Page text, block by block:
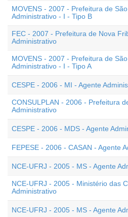
MOVENS - 2007 - Prefeitura de
Administrativo - I - Tipo B
FEC - 2007 - Prefeitura de Nova
Administrativo
MOVENS - 2007 - Prefeitura de
Administrativo - I - Tipo A
CESPE - 2006 - MI - Agente
CONSULPLAN - 2006 - Prefeitura
Administrativo
CESPE - 2006 - MDS - Agente
FEPESE - 2006 - CASAN - Agente
NCE-UFRJ - 2005 - MS - Agente
NCE-UFRJ - 2005 - Ministério das
Administrativo
NCE-UFRJ - 2005 - MS - Agente